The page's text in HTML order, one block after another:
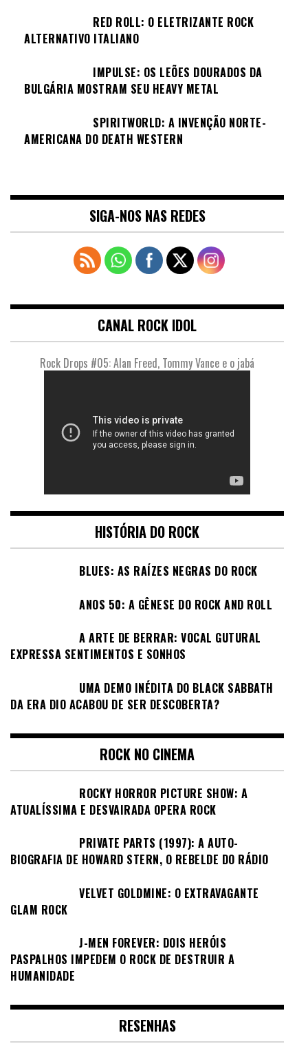
RED ROLL: O ELETRIZANTE ROCK
ALTERNATIVO ITALIANO
IMPULSE: OS LEÕES DOURADOS DA
BULGÁRIA MOSTRAM SEU HEAVY METAL
SPIRITWORLD: A INVENÇÃO NORTE-
AMERICANA DO DEATH WESTERN
SIGA-NOS NAS REDES
CANAL ROCK IDOL
Rock Drops #05: Alan Freed, Tommy Vance e o jabá
HISTÓRIA DO ROCK
BLUES: AS RAÍZES NEGRAS DO ROCK
ANOS 50: A GÊNESE DO ROCK AND ROLL
A ARTE DE BERRAR: VOCAL GUTURAL
EXPRESSA SENTIMENTOS E SONHOS
UMA DEMO INÉDITA DO BLACK SABBATH
DA ERA DIO ACABOU DE SER DESCOBERTA?
ROCK NO CINEMA
ROCKY HORROR PICTURE SHOW: A
ATUALÍSSIMA E DESVAIRADA OPERA ROCK
PRIVATE PARTS (1997): A AUTO-
BIOGRAFIA DE HOWARD STERN, O REBELDE DO RÁDIO
VELVET GOLDMINE: O EXTRAVAGANTE
GLAM ROCK
J-MEN FOREVER: DOIS HERÓIS
PASPALHOS IMPEDEM O ROCK DE DESTRUIR A
HUMANIDADE
RESENHAS